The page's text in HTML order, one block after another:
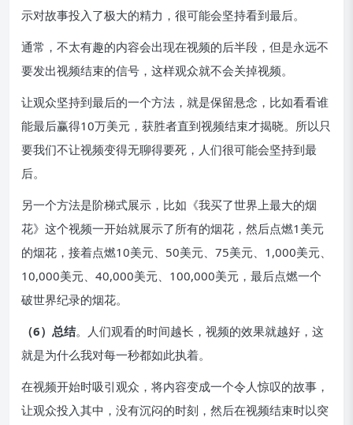
示对故事投入了极大的精力，很可能会坚持看到最后。
通常，不太有趣的内容会出现在视频的后半段，但是永远不
要发出视频结束的信号，这样观众就不会关掉视频。
让观众坚持到最后的一个方法，就是保留悬念，比如看看谁
能最后赢得10万美元，获胜者直到视频结束才揭晓。所以只
要我们不让视频变得无聊得要死，人们很可能会坚持到最
后。
另一个方法是阶梯式展示，比如《我买了世界上最大的烟
花》这个视频一开始就展示了所有的烟花，然后点燃1美元
的烟花，接着点燃10美元、50美元、75美元、1,000美元、
10,000美元、40,000美元、100,000美元，最后点燃一个
破世界纪录的烟花。
（6）总结。人们观看的时间越长，视频的效果就越好，这
就是为什么我对每一秒都如此执着。
在视频开始时吸引观众，将内容变成一个令人惊叹的故事，
让观众投入其中，没有沉闷的时刻，然后在视频结束时以突